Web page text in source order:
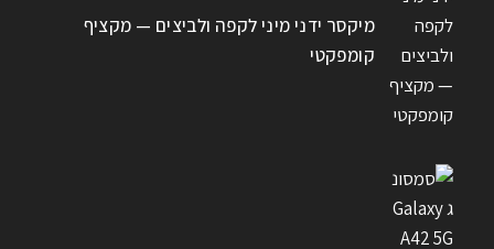
מיקסר ידני מיני לקפה ולביצים — מקציף
קומפקטי